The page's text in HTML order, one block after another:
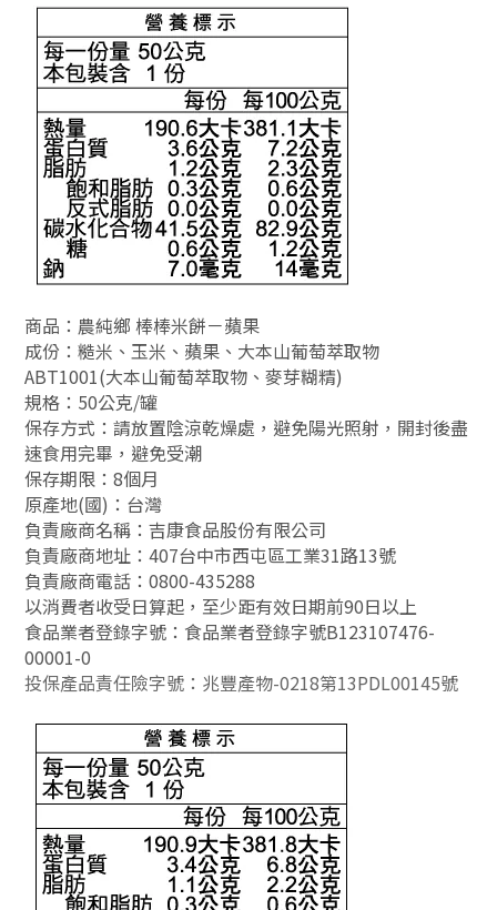
商品：農純鄉 棒棒米餅－蘋果
成份：糙米、玉米、蘋果、大本山葡萄萃取物
ABT1001(大本山葡萄萃取物、麥芽糊精)
規格：50公克/罐
保存方式：請放置陰涼乾燥處，避免陽光照射，開封後盡
速食用完畢，避免受潮
保存期限：8個月
原產地(國)：台灣
負責廠商名稱：吉康食品股份有限公司
負責廠商地址：407台中市西屯區工業31路13號
負責廠商電話：0800-435288
以消費者收受日算起，至少距有效日期前90日以上
食品業者登錄字號：食品業者登錄字號B123107476-
00001-0
投保產品責任險字號：兆豐產物-0218第13PDL00145號